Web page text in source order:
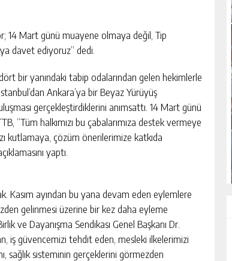
14 Mart günü muayene olmaya değil, Tıp
davet ediyoruz” dedi.
bir yanındaki tabip odalarından gelen hekimlerle
Ankara’ya bir Beyaz Yürüyüş
gerçekleştirdiklerini anımsattı. 14 Mart günü
‘‘Tüm halkımızı bu çabalarımıza destek vermeye
kutlamaya, çözüm önerilerimize katkıda
yaptı.
Kasım ayından bu yana devam eden eylemlere
gelinmesi üzerine bir kez daha eyleme
ve Dayanışma Sendikası Genel Başkanı Dr.
iş güvencemizi tehdit eden, mesleki ilkelerimizi
sağlık sisteminin gerçeklerini görmezden